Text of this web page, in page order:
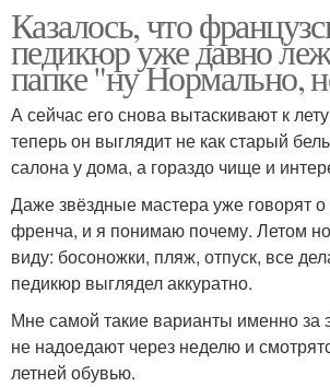
Казалось, что
педикюр уже давно
папке "ну Нормально,
А сейчас его снова вытаскивают к
теперь он выглядит не как старый
салона у дома, а гораздо чище и
Даже звёздные мастера уже говорят
френча, и я понимаю почему. Летом
виду: босоножки, пляж, отпуск, все
педикюр выглядел аккуратно.
Мне самой такие варианты именно за
не надоедают через неделю и
летней обувью.